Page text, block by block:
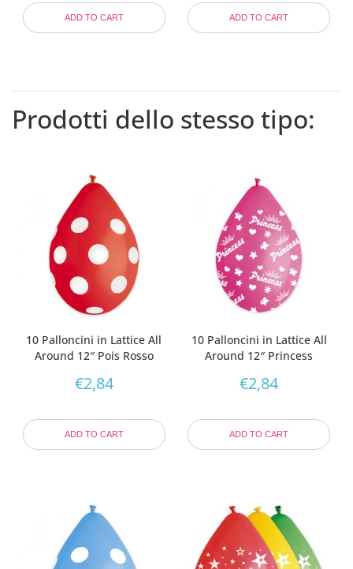
ADD TO CART ADD TO CART
Prodotti dello stesso tipo:
10 Palloncini in Lattice All
Around 12″ Pois Rosso
€2,84
ADD TO CART
10 Palloncini in Lattice All
Around 12″ Princess
€2,84
ADD TO CART